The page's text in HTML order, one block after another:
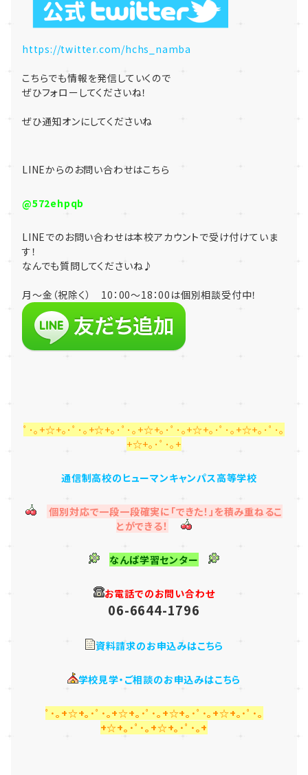
https://twitter.com/hchs_namba
こちらでも情報を発信していくので
ぜひフォローしてくださいね！
ぜひ通知オンにしてくださいね
LINEからのお問い合わせはこちら
@572ehpqb
LINEでのお問い合わせは本校アカウントで受け付けていま
す！
なんでも質問してくださいね♪
月～金（祝除く） 10：00～18：00は個別相談受付中！
ﾟ･｡+☆+｡･ﾟ･｡+☆+｡･ﾟ･｡+☆+｡･ﾟ･｡+☆+｡･ﾟ･｡+☆+｡･ﾟ･｡
+☆+｡･ﾟ･｡+
通信制高校のヒューマンキャンパス高等学校
個別対応で一段一段確実に「できた！」を積み重ねるこ
とができる！
なんば学習センター
お電話でのお問い合わせ
06-6644-1796
資料請求のお申込みはこちら
学校見学・ご相談のお申込みはこちら
ﾟ･｡+☆+｡･ﾟ･｡+☆+｡･ﾟ･｡+☆+｡･ﾟ･｡+☆+｡･ﾟ･｡
+☆+｡･ﾟ･｡+☆+｡･ﾟ･｡+